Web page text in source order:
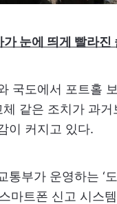
가 눈에 띄게 빨라진
국도에서 포트홀
같은 조치가 과거
이 커지고 있다.
통부가 운영하는 ‘
마트폰 신고 시스